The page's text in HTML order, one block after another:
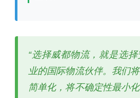
“选择威都物流，就是选
业的国际物流伙伴。我们
简单化，将不确定性最小